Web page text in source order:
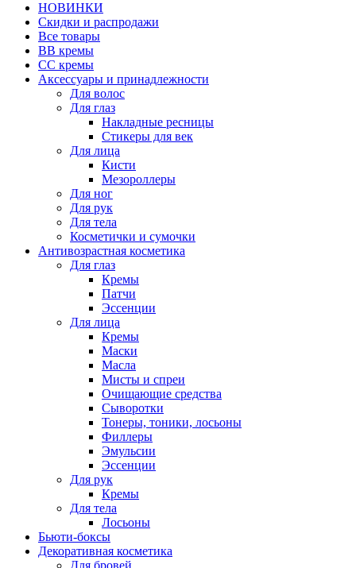
НОВИНКИ
Скидки и распродажи
Все товары
BB кремы
CC кремы
Аксессуары и принадлежности
Для волос
Для глаз
Накладные ресницы
Стикеры для век
Для лица
Кисти
Мезороллеры
Для ног
Для рук
Для тела
Косметички и сумочки
Антивозрастная косметика
Для глаз
Кремы
Патчи
Эссенции
Для лица
Кремы
Маски
Масла
Мисты и спреи
Очищающие средства
Сыворотки
Тонеры, тоники, лосьоны
Филлеры
Эмульсии
Эссенции
Для рук
Кремы
Для тела
Лосьоны
Бьюти-боксы
Декоративная косметика